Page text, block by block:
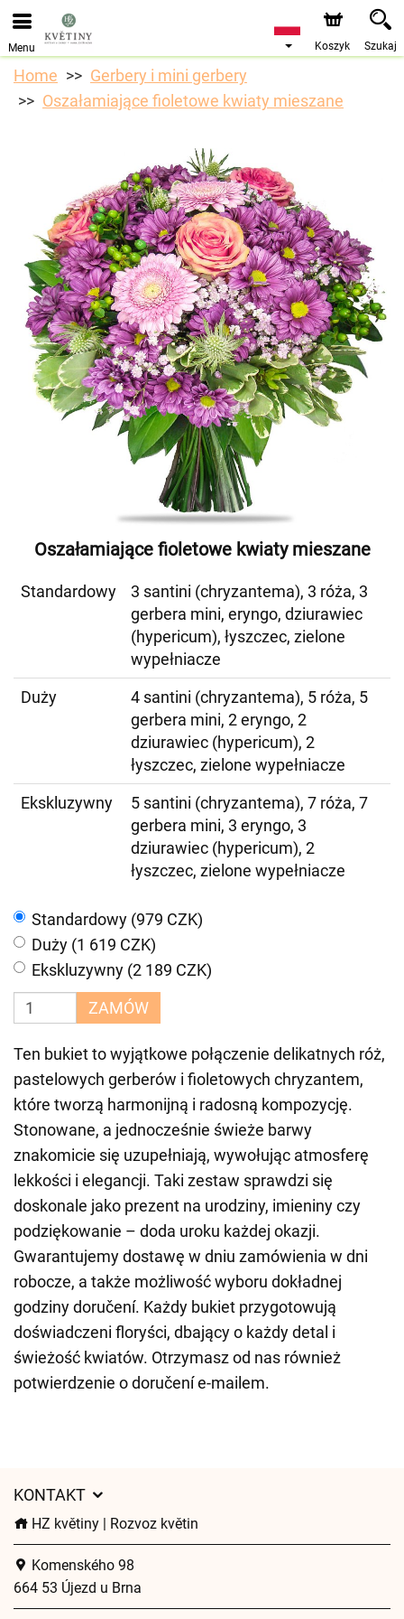
Przyjmujemy zamówienia za pośrednictwem naszego
sklepu internetowego. Najbliższy możliwy termin dostawy
to 10.08.2026 z powodu urlopu.
Menu Koszyk Szukaj
Home
Gerbery i mini gerbery
Oszałamiające fioletowe kwiaty mieszane
Oszałamiające fioletowe kwiaty mieszane
Standardowy
3 santini (chryzantema), 3 róża, 3
gerbera mini, eryngo, dziurawiec
(hypericum), łyszczec, zielone
wypełniacze
Duży
4 santini (chryzantema), 5 róża, 5
gerbera mini, 2 eryngo, 2
dziurawiec (hypericum), 2
łyszczec, zielone wypełniacze
Ekskluzywny
5 santini (chryzantema), 7 róża, 7
gerbera mini, 3 eryngo, 3
dziurawiec (hypericum), 2
łyszczec, zielone wypełniacze
Standardowy (979 CZK)
Duży (1 619 CZK)
Ekskluzywny (2 189 CZK)
ZAMÓW
Ten bukiet to wyjątkowe połączenie delikatnych róż,
pastelowych gerberów i fioletowych chryzantem,
które tworzą harmonijną i radosną kompozycję.
Stonowane, a jednocześnie świeże barwy
znakomicie się uzupełniają, wywołując atmosferę
lekkości i elegancji. Taki zestaw sprawdzi się
doskonale jako prezent na urodziny, imieniny czy
podziękowanie – doda uroku każdej okazji.
Gwarantujemy dostawę w dniu zamówienia w dni
robocze, a także możliwość wyboru dokładnej
godziny doručení. Każdy bukiet przygotowują
doświadczeni floryści, dbający o każdy detal i
świeżość kwiatów. Otrzymasz od nas również
potwierdzenie o doručení e-mailem.
KONTAKT
HZ květiny | Rozvoz květin
Komenského 98
664 53 Újezd u Brna